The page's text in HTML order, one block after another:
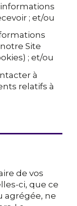
; et/ou
Site
; et/ou
à
relatifs à
de vos
ci, que ce
agrégée, ne